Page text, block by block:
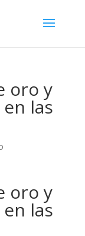
oro y
las
oro y
las